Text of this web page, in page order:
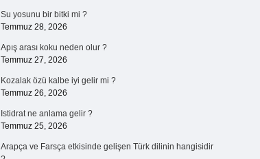
Su yosunu bir bitki mi ?
Temmuz 28, 2026
Apış arası koku neden olur ?
Temmuz 27, 2026
Kozalak özü kalbe iyi gelir mi ?
Temmuz 26, 2026
Istidrat ne anlama gelir ?
Temmuz 25, 2026
Arapça ve Farsça etkisinde gelişen Türk dilinin hangisidir